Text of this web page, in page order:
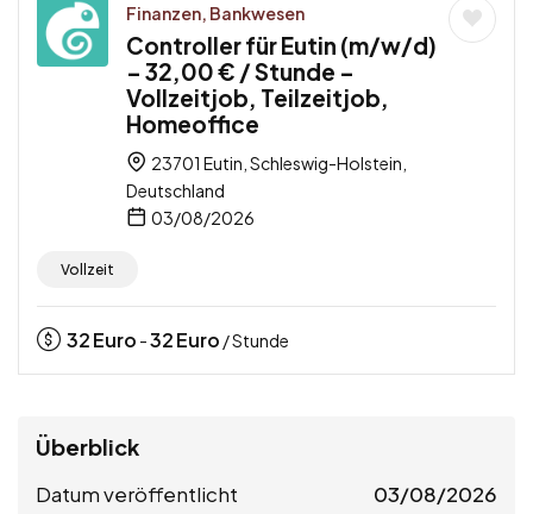
Finanzen, Bankwesen
Controller für Eutin (m/w/d)
– 32,00 € / Stunde –
Vollzeitjob, Teilzeitjob,
Homeoffice
23701 Eutin, Schleswig-Holstein,
Deutschland
03/08/2026
Vollzeit
32Euro -32Euro / Stunde
Überblick
Datum veröffentlicht 03/08/2026